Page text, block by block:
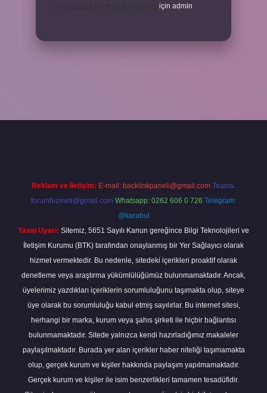
için admin
Reklam ve İletişim: E-mail: backlinkpaneli@gmail.com Teams:
forumhizmeti@gmail.com Whatsapp: 0262 606 0 726 Telegram:
@karabul
Yasal Uyarı: Sitemiz, 5651 Sayılı Kanun gereğince Bilgi Teknolojileri ve
İletişim Kurumu (BTK) tarafından onaylanmış bir Yer Sağlayıcı olarak
hizmet vermektedir. Bu nedenle, sitedeki içerikleri proaktif olarak
denetleme veya araştırma yükümlülüğümüz bulunmamaktadır. Ancak,
üyelerimiz yazdıkları içeriklerin sorumluluğunu taşımakta olup, siteye
üye olarak bu sorumluluğu kabul etmiş sayılırlar. Bu internet sitesi,
herhangi bir marka, kurum veya şahıs şirketi ile hiçbir bağlantısı
bulunmamaktadır. Sitede yalnızca kendi hazırladığımız makaleler
paylaşılmaktadır. Burada yer alan içerikler haber niteliği taşımamakta
olup, gerçek kurum ve kişiler hakkında paylaşım yapılmamaktadır.
Gerçek kurum ve kişiler ile isim benzerlikleri tamamen tesadüfidir.